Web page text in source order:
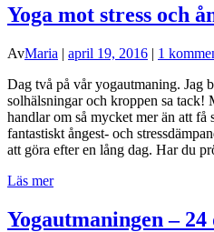
Yoga mot stress och
AvMaria | april 19, 2016 | 1
Dag två på vår yogautmaning. Jag
solhälsningar och kroppen sa tack!
handlar om så mycket mer än att
fantastiskt ångest- och
att göra efter en lång dag. Har du
Läs mer
Yogautmaningen –